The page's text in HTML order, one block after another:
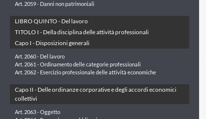
Art. 2059 - Danni non patrimoniali
LIBRO QUINTO - Del lavoro
TITOLO I - Della disciplina delle attività professionali
Capo I - Disposizioni generali
Art. 2060 - Del lavoro
Art. 2061 - Ordinamento delle categorie professionali
Art. 2062 - Esercizio professionale delle attività economiche
Capo II - Delle ordinanze corporative e degli accordi economici
collettivi
Art. 2063 - Oggetto